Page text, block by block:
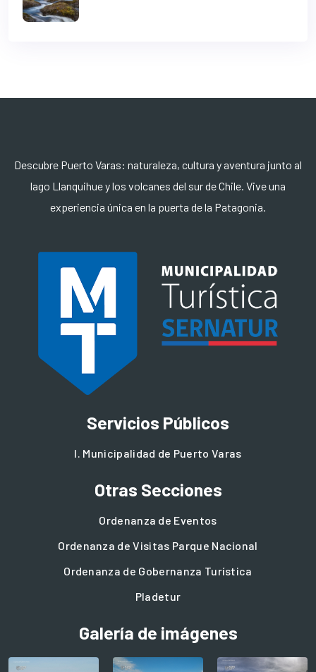
Descubre Puerto Varas: naturaleza, cultura y aventura junto al
lago Llanquihue y los volcanes del sur de Chile. Vive una
experiencia única en la puerta de la Patagonia.
Servicios Públicos
I. Municipalidad de Puerto Varas
Otras Secciones
Ordenanza de Eventos
Ordenanza de Visitas Parque Nacional
Ordenanza de Gobernanza Turística
Pladetur
Galería de imágenes